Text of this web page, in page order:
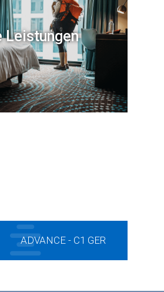
Leistungen
ADVANCE - C1 GER